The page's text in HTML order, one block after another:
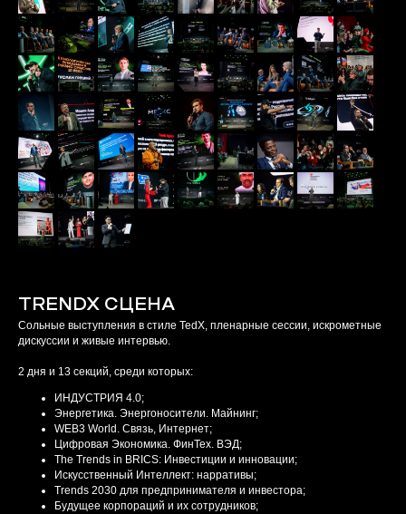
TRENDX СЦЕНА
Сольные выступления в стиле TedX, пленарные сессии, искрометные
дискуссии и живые интервью.
2 дня и 13 секций, среди которых:
ИНДУСТРИЯ 4.0;
Энергетика. Энергоносители. Майнинг;
WEB3 World. Связь, Интернет;
Цифровая Экономика. ФинТех. ВЭД;
The Trends in BRICS: Инвестиции и инновации;
Искусственный Интеллект: нарративы;
Trends 2030 для предпринимателя и инвестора;
Будущее корпораций и их сотрудников;